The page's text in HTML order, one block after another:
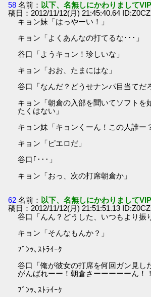
58 名前： 以下、名無しにかわりまして
稿日：2012/11/12(月) 21:45:40.64
キョン妹「はっやーい！」
キョン「よくあんなの打てるな･･･」
谷口「ようキョン！珍しいな」
キョン「おお、たまにはな」
谷口「なんだ？どうせナンパ目当てだ
キョン「朝倉の入部を聞いてソフトを
たくはない」
キョン妹「キョンくーん！この人誰ー
キョン「ピエロだ」
谷口｢･･･」
キョン「おっ、次の打席朝倉か」
62 名前： 以下、名無しにかわりまして
稿日：2012/11/12(月) 21:51:51.13
谷口「んん？どうした、いつもより振
キョン「そんなもんか？」
ﾌﾞﾝｯ､ｽﾄﾗｲｰｸ
谷口「俺が彼女の打席を何回ガン見し
がんばれーー！朝倉さーーーーーん！
ﾌﾞﾝｯ､ｽﾄﾗｲｰｸ